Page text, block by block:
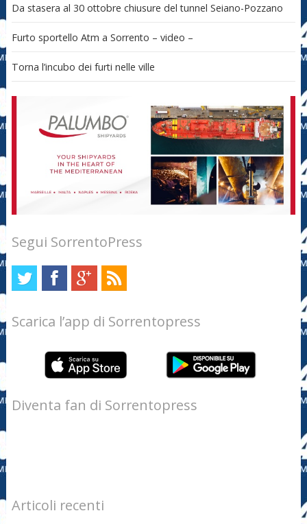
Da stasera al 30 ottobre chiusure del tunnel Seiano-Pozzano
Furto sportello Atm a Sorrento – video –
Torna l’incubo dei furti nelle ville
Segui SorrentoPress
Scarica l’app di Sorrentopress
Diventa fan di Sorrentopress
Articoli recenti